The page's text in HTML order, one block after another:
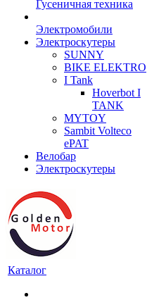
Гусеничная техника
Электромобили
Электроскутеры
SUNNY
BIKE ELEKTRO
I Tank
Hoverbot I
TANK
MYTOY
Sambit Volteco
ePAT
Велобар
Электроскутеры
Каталог